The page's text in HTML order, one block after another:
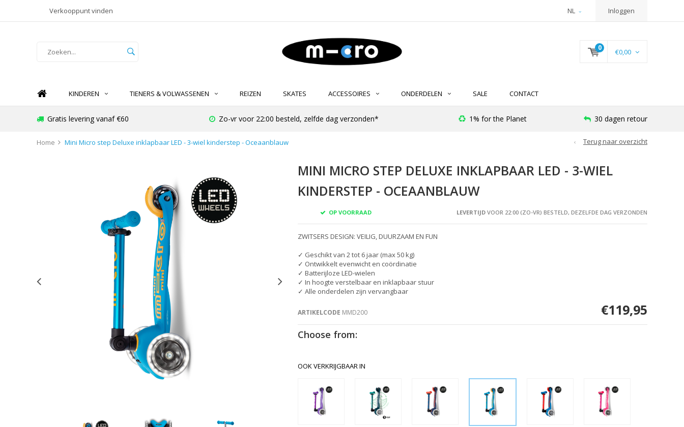
Verkooppunt vinden NL Inloggen
0 €0,00
KINDEREN TIENERS & VOLWASSENEN REIZEN SKATES ACCESSOIRES ONDERDELEN SALE CONTACT
Gratis levering vanaf €60 Zo-vr voor 22:00 besteld, zelfde dag verzonden* 1% for the Planet 30 dagen retour
Home Mini Micro step Deluxe inklapbaar LED - 3-wiel kinderstep - Oceaanblauw Terug naar overzicht
MINI MICRO STEP DELUXE INKLAPBAAR LED - 3-WIEL
KINDERSTEP - OCEAANBLAUW
OP VOORRAAD LEVERTIJDVOOR 22:00 (ZO-VR) BESTELD, DEZELFDE DAG VERZONDEN
ZWITSERS DESIGN: VEILIG, DUURZAAM EN FUN
✓ Geschikt van 2 tot 6 jaar (max 50 kg)
✓ Ontwikkelt evenwicht en coördinatie
✓ Batterijloze LED-wielen
✓ In hoogte verstelbaar en inklapbaar stuur
✓ Alle onderdelen zijn vervangbaar
ARTIKELCODE MMD200 €119,95
Choose from:
OOK VERKRIJGBAAR IN